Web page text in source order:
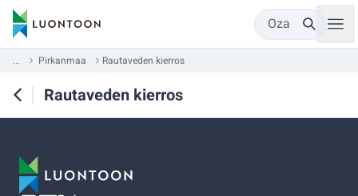
Oza
... Pirkanmaa Rautaveden kierros
Rautaveden kierros